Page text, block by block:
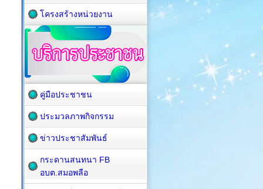
โครงสร้างหน่วยงาน
คู่มือประชาชน
ประมวลภาพกิจกรรม
ข่าวประชาสัมพันธ์
กระดานสนทนา FB
อบต.สมอพลือ